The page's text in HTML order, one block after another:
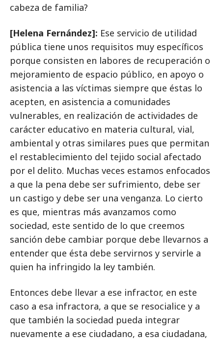
cabeza de familia?
[Helena Fernández]: Ese servicio de utilidad
pública tiene unos requisitos muy específicos
porque consisten en labores de recuperación o
mejoramiento de espacio público, en apoyo o
asistencia a las víctimas siempre que éstas lo
acepten, en asistencia a comunidades
vulnerables, en realización de actividades de
carácter educativo en materia cultural, vial,
ambiental y otras similares pues que permitan
el restablecimiento del tejido social afectado
por el delito. Muchas veces estamos enfocados
a que la pena debe ser sufrimiento, debe ser
un castigo y debe ser una venganza. Lo cierto
es que, mientras más avanzamos como
sociedad, este sentido de lo que creemos
sanción debe cambiar porque debe llevarnos a
entender que ésta debe servirnos y servirle a
quien ha infringido la ley también.
Entonces debe llevar a ese infractor, en este
caso a esa infractora, a que se resocialice y a
que también la sociedad pueda integrar
nuevamente a ese ciudadano, a esa ciudadana,